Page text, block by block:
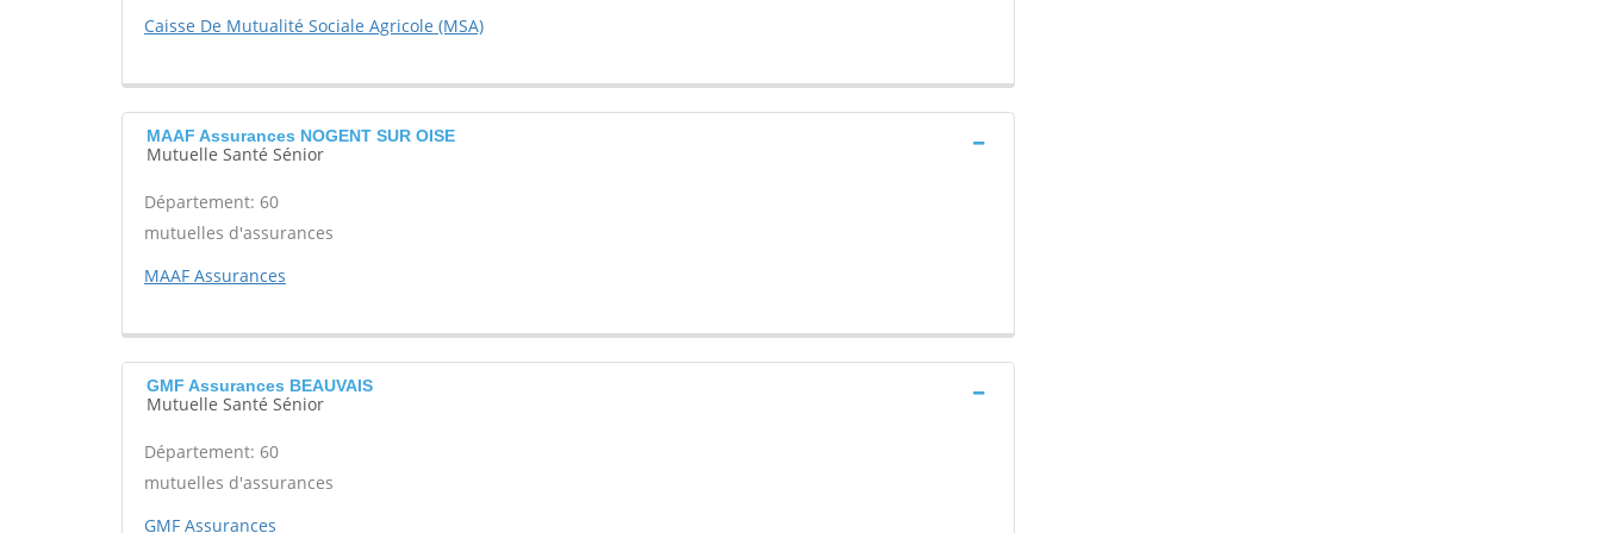
Caisse De Mutualité Sociale Agricole (MSA)
MAAF Assurances NOGENT SUR OISE
Mutuelle Santé Sénior
Département: 60
mutuelles d'assurances
MAAF Assurances
GMF Assurances BEAUVAIS
Mutuelle Santé Sénior
Département: 60
mutuelles d'assurances
GMF Assurances